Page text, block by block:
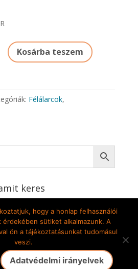
Kosárba teszem
Félálarcok,
keres
2024 © Minden jog fenntartva! |
hogy a honlap felhasználói
érdekében sütiket alkalmazunk. A
ön a tájékoztatásunkat tudomásul
veszi.
Adatvédelmi irányelvek